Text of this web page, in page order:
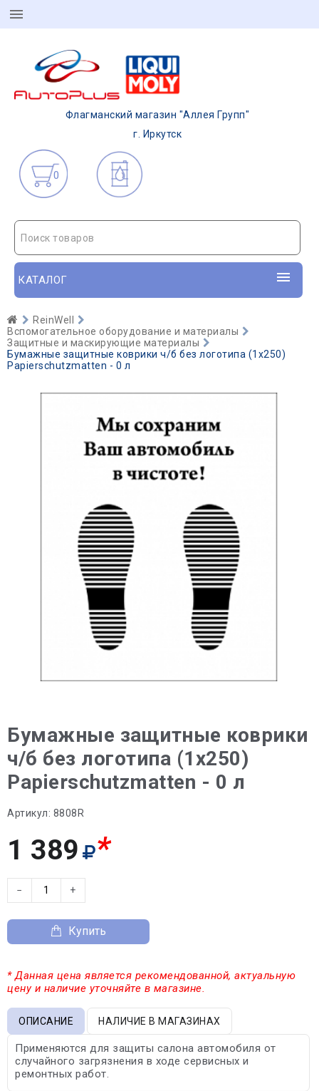
Флагманский магазин "Аллея Групп"
г. Иркутск
0
Поиск товаров
КАТАЛОГ
ReinWell
Вспомогательное оборудование и материалы
Защитные и маскирующие материалы
Бумажные защитные коврики ч/б без логотипа (1х250)
Papierschutzmatten - 0 л
Бумажные защитные коврики
ч/б без логотипа (1х250)
Papierschutzmatten - 0 л
Артикул: 8808R
1 389 *
− +
Купить
* Данная цена является рекомендованной, актуальную
цену и наличие уточняйте в магазине.
ОПИСАНИЕ НАЛИЧИЕ В МАГАЗИНАХ
Применяются для защиты салона автомобиля от
случайного загрязнения в ходе сервисных и
ремонтных работ.